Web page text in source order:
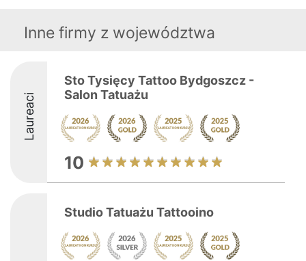
Inne firmy z województwa
Laureaci
Sto Tysięcy Tattoo Bydgoszcz -
Salon Tatuażu
10
Studio Tatuażu Tattooino